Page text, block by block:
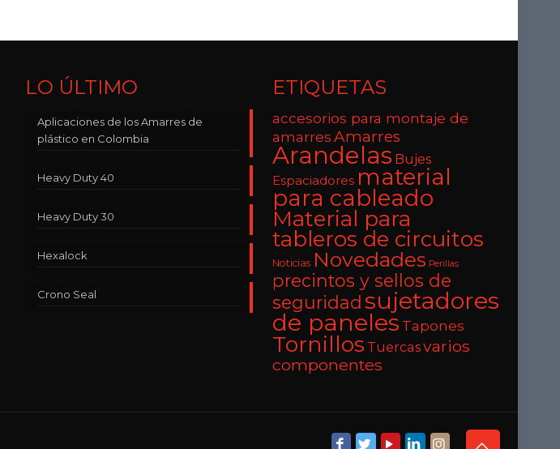
LO ÚLTIMO
Aplicaciones de los Amarres de
plástico en Colombia
Heavy Duty 40
Heavy Duty 30
Hexalock
Crono Seal
ETIQUETAS
accesorios para montaje de
amarresAmarres
Arandelas Bujes
Espaciadores material
para cableado
Material para
tableros de circuitos
Noticias Novedades Perillas
precintos y sellos de
seguridadsujetadores
de paneles Tapones
Tornillos Tuercasvarios
componentes